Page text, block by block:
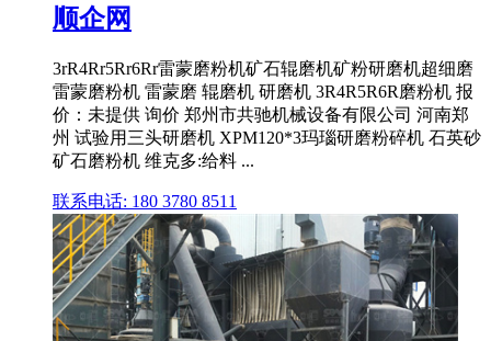
顺企网
3rR4Rr5Rr6Rr雷蒙磨粉机矿石辊磨机矿粉研磨机超细磨
雷蒙磨粉机 雷蒙磨 辊磨机 研磨机 3R4R5R6R磨粉机 报
价：未提供 询价 郑州市共驰机械设备有限公司 河南郑
州 试验用三头研磨机 XPM120*3玛瑙研磨粉碎机 石英砂
矿石磨粉机 维克多:给料 ...
联系电话: 180 3780 8511